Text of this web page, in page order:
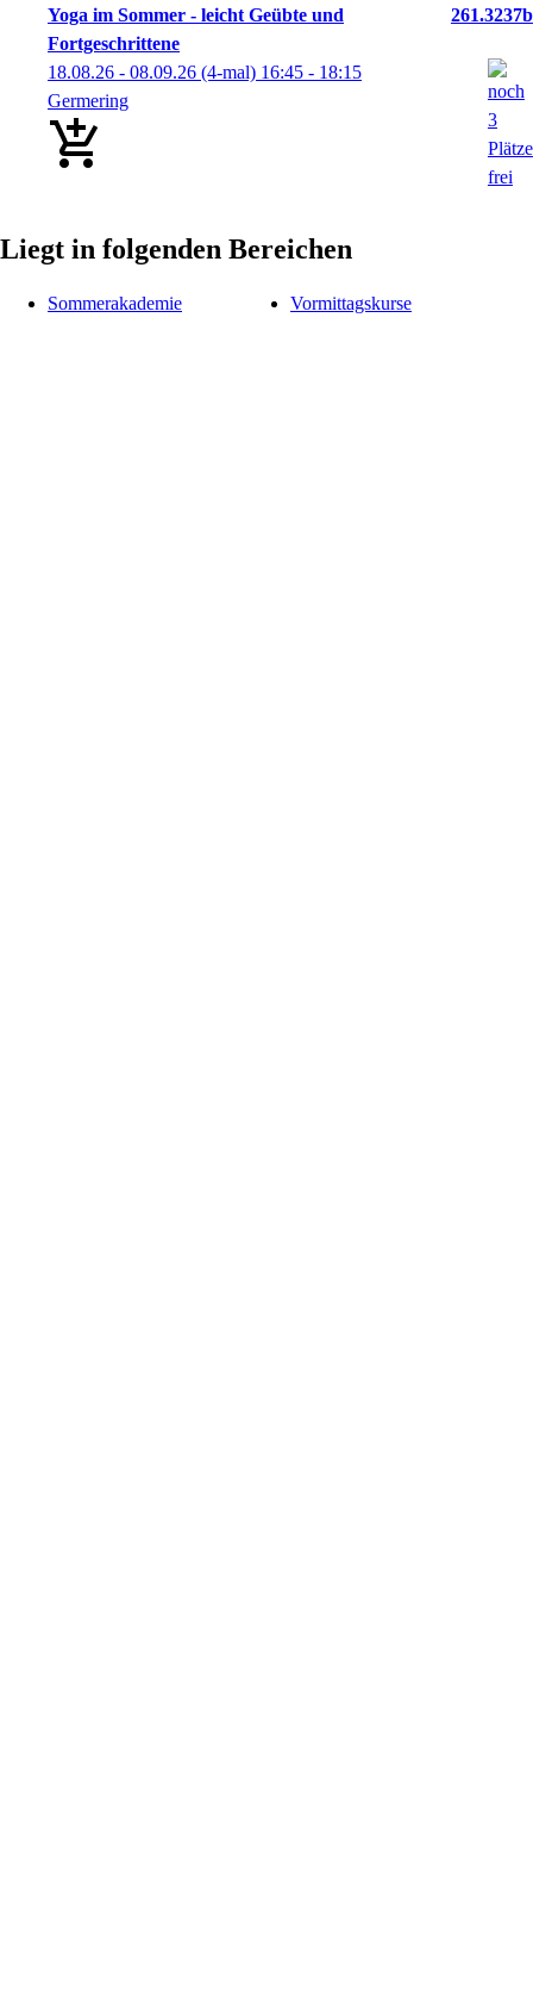
Yoga im Sommer - leicht Geübte und
Fortgeschrittene
261.3237b
18.08.26 - 08.09.26 (4-mal) 16:45 - 18:15
Germering
Liegt in folgenden Bereichen
Sommerakademie Vormittagskurse